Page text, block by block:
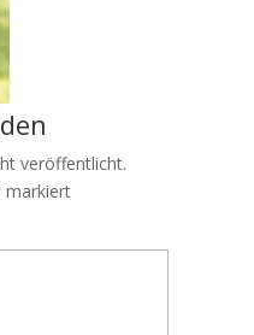
veröffentlicht.
markiert